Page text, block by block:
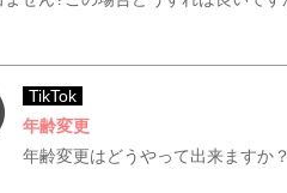
TikTok
年齢変更
年齢変更はどうやって出来ますか？